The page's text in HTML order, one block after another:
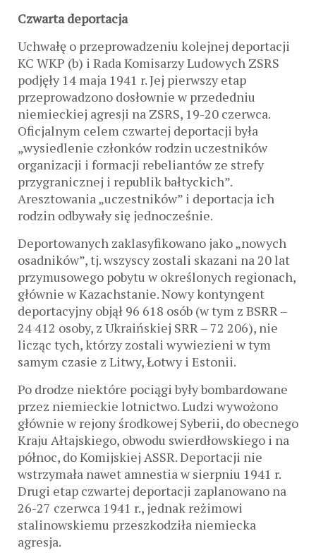
Czwarta deportacja
Uchwałę o przeprowadzeniu kolejnej deportacji
KC WKP (b) i Rada Komisarzy Ludowych ZSRS
podjęły 14 maja 1941 r. Jej pierwszy etap
przeprowadzono dosłownie w przededniu
niemieckiej agresji na ZSRS, 19-20 czerwca.
Oficjalnym celem czwartej deportacji była
„wysiedlenie członków rodzin uczestników
organizacji i formacji rebeliantów ze strefy
przygranicznej i republik bałtyckich”.
Aresztowania „uczestników” i deportacja ich
rodzin odbywały się jednocześnie.
Deportowanych zaklasyfikowano jako „nowych
osadników”, tj. wszyscy zostali skazani na 20 lat
przymusowego pobytu w określonych regionach,
głównie w Kazachstanie. Nowy kontyngent
deportacyjny objął 96 618 osób (w tym z BSRR –
24 412 osoby, z Ukraińskiej SRR – 72 206), nie
licząc tych, którzy zostali wywiezieni w tym
samym czasie z Litwy, Łotwy i Estonii.
Po drodze niektóre pociągi były bombardowane
przez niemieckie lotnictwo. Ludzi wywożono
głównie w rejony środkowej Syberii, do obecnego
Kraju Ałtajskiego, obwodu swierdłowskiego i na
północ, do Komijskiej ASSR. Deportacji nie
wstrzymała nawet amnestia w sierpniu 1941 r.
Drugi etap czwartej deportacji zaplanowano na
26-27 czerwca 1941 r., jednak reżimowi
stalinowskiemu przeszkodziła niemiecka
agresja.